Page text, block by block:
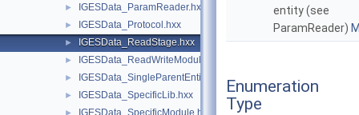
► IGESData_ParamReader.hxx
► IGESData_Protocol.hxx
► IGESData_ReadStage.hxx
► IGESData_ReadWriteModule.hxx
► IGESData_SingleParentEntity.hxx
► IGESData_SpecificLib.hxx
IGESData_SpecificModule.hxx
entity (see
ParamReader)
Enumeration
Type